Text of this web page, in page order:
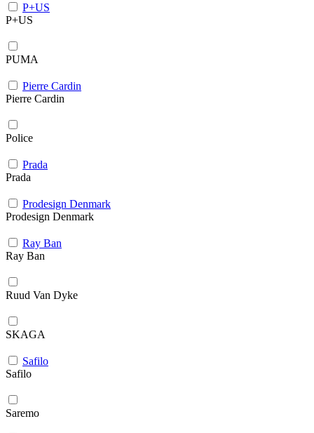
P+US
P+US
PUMA
Pierre Cardin
Pierre Cardin
Police
Prada
Prada
Prodesign Denmark
Prodesign Denmark
Ray Ban
Ray Ban
Ruud Van Dyke
SKAGA
Safilo
Safilo
Saremo